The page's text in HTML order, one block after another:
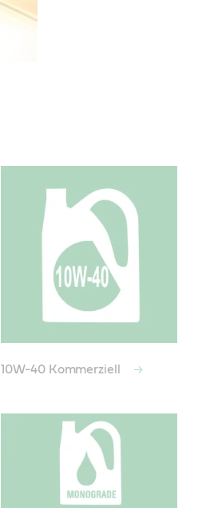
10W-40 Kommerziell